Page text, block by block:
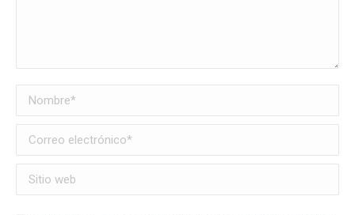
Nombre *
Correo electrónico *
Sitio web